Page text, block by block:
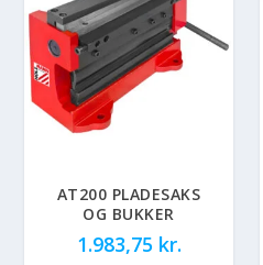
AT200 PLADESAKS
OG BUKKER
1.983,75 kr.